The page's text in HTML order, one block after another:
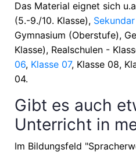
Das Material eignet sich
(5.-9./10. Klasse),
Gymnasium (Oberstufe),
Klasse), Realschulen -
06, Klasse 07, Klasse 08,
04.
Gibt es auch
Unterricht in
Im Bildungsfeld